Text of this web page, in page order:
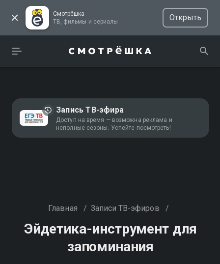
Смотрёшка
ТВ, фильмы и сериалы
Открыть
Запись ТВ-эфира
Доступ на время — возможна реклама и
неполные сезоны. Успейте посмотреть!
Главная / Записи ТВ-эфиров /
Эйдетика-инструмент для
запоминания